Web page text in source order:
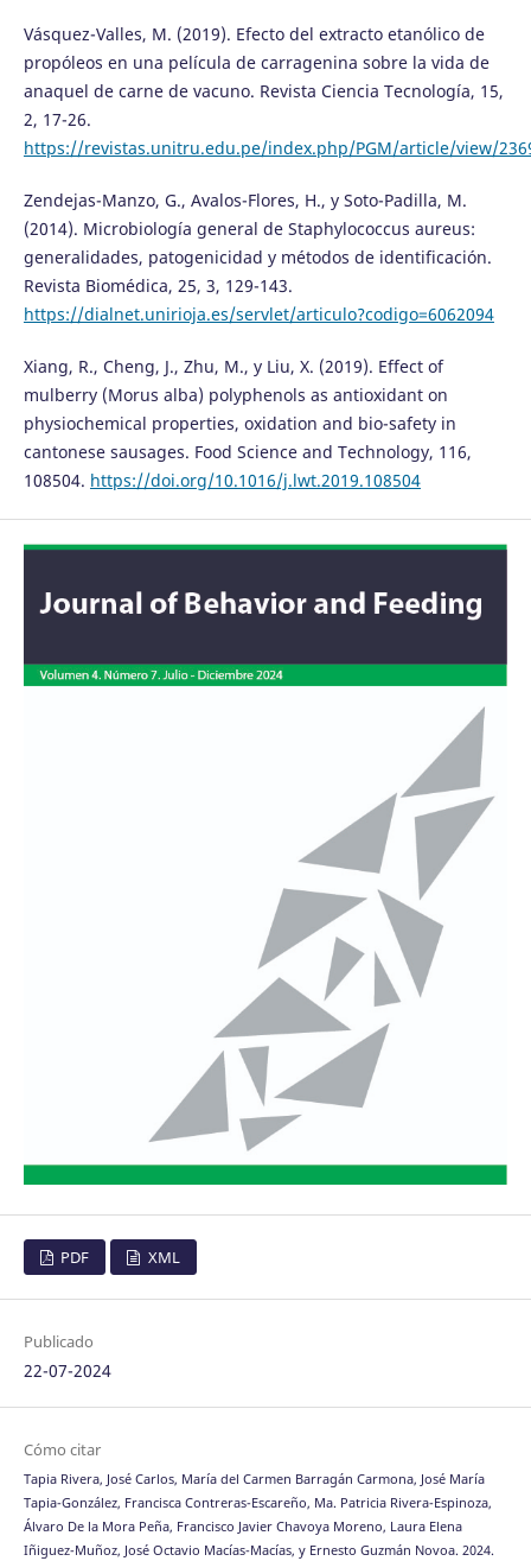
Vásquez-Valles, M. (2019). Efecto del extracto etanólico de
propóleos en una película de carragenina sobre la vida de
anaquel de carne de vacuno. Revista Ciencia Tecnología, 15,
2, 17-26.
https://revistas.unitru.edu.pe/index.php/PGM/article/view/
Zendejas-Manzo, G., Avalos-Flores, H., y Soto-Padilla, M.
(2014). Microbiología general de Staphylococcus aureus:
generalidades, patogenicidad y métodos de identificación.
Revista Biomédica, 25, 3, 129-143.
https://dialnet.unirioja.es/servlet/articulo?codigo=6062094
Xiang, R., Cheng, J., Zhu, M., y Liu, X. (2019). Effect of
mulberry (Morus alba) polyphenols as antioxidant on
physiochemical properties, oxidation and bio-safety in
cantonese sausages. Food Science and Technology, 116,
108504. https://doi.org/10.1016/j.lwt.2019.108504
PDF XML
Publicado
22-07-2024
Cómo citar
Tapia Rivera, José Carlos, María del Carmen Barragán Carmona, José María
Tapia-González, Francisca Contreras-Escareño, Ma. Patricia Rivera-Espinoza,
Álvaro De la Mora Peña, Francisco Javier Chavoya Moreno, Laura Elena
Iñiguez-Muñoz, José Octavio Macías-Macías, y Ernesto Guzmán Novoa. 2024.